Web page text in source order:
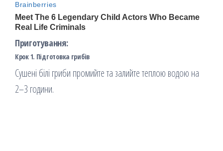
Приготування:
Крок 1. Підготовка грибів
Сушені білі гриби промийте та залийте теплою водою на
2–3 години.